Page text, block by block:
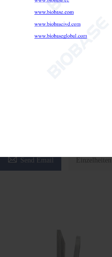
 Send Email Einzelheiten